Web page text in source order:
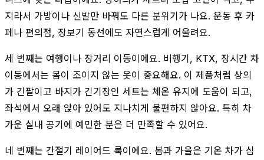
지라서 가방이나 신발만 바꿔도 다른 분위기가 나요. 운동 후 카
페나 편의점, 장보기 동선에도 자연스럽게 어울려요.
세 번째는 여행이나 장거리 이동이에요. 비행기, KTX, 장시간 차
이동에서는 몸이 조이지 않는 옷이 중요해요. 이 제품처럼 상의
가 긴팔이고 바지가 긴기장인 세트는 체온 유지에 도움이 되고,
좌석에서 오래 앉아 있어도 지나치게 불편하지 않아요. 특히 차
가운 실내 공기에 예민한 분은 더 만족할 수 있어요.
네 번째는 간절기 레이어드 룩이에요. 봄과 가을은 기온 차가 심